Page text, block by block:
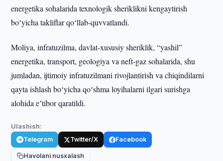
energetika sohalarida texnologik sheriklikni kengaytirish
boʻyicha takliflar qoʻllab-quvvatlandi.
Moliya, infratuzilma, davlat-xususiy sheriklik, “yashil”
energetika, transport, geologiya va neft-gaz sohalarida, shu
jumladan, ijtimoiy infratuzilmani rivojlantirish va chiqindilarni
qayta ishlash boʻyicha qoʻshma loyihalarni ilgari surishga
alohida eʼtibor qaratildi.
Ulashish:
Telegram Twitter/X Facebook
Havolani nusxalash